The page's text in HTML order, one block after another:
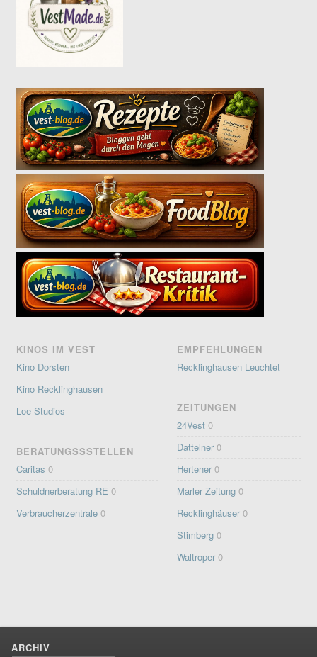
KINOS IM VEST
Kino Dorsten
Kino Recklinghausen
Loe Studios
BERATUNGSSSTELLEN
Caritas 0
Schuldnerberatung RE 0
Verbraucherzentrale 0
EMPFEHLUNGEN
Recklinghausen Leuchtet
ZEITUNGEN
24Vest 0
Dattelner 0
Hertener 0
Marler Zeitung 0
Recklinghäuser 0
Stimberg 0
Waltroper 0
ARCHIV